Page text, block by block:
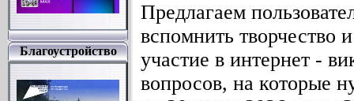
Благоустройство
Предлагаем
вспомнить творчество
участие в интернет -
вопросов, на которые